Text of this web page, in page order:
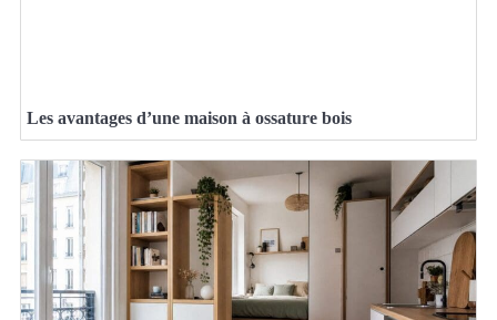
Les avantages d’une maison à ossature bois